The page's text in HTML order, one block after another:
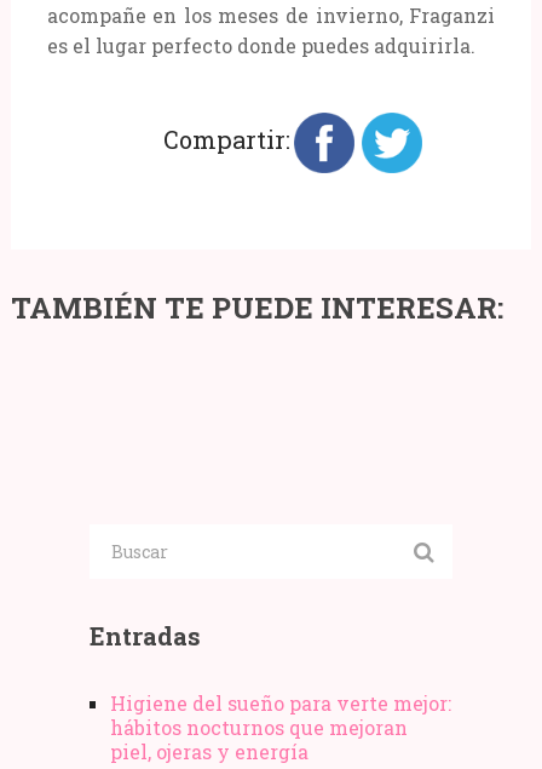
acompañe en los meses de invierno, Fraganzi
es el lugar perfecto donde puedes adquirirla.
Compartir:
TAMBIÉN TE PUEDE INTERESAR:
Cómo
vender
Navidad
Entradas
Higiene del sueño para verte mejor:
hábitos nocturnos que mejoran
piel, ojeras y energía